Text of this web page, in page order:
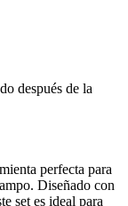
después de la
perfecta para
Diseñado con
set es ideal para